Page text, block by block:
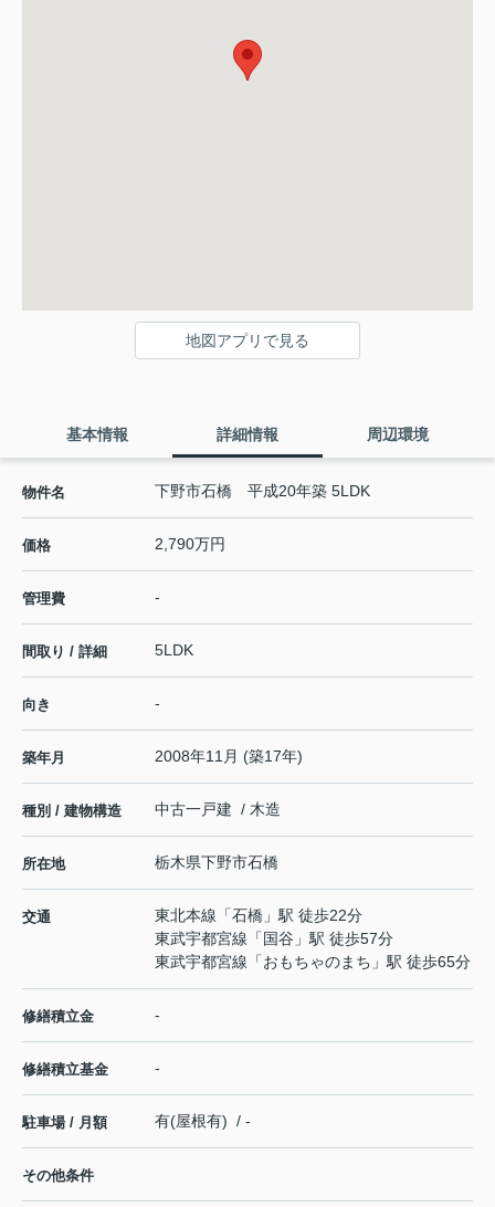
地図アプリで見る
基本情報 詳細情報 周辺環境
物件名 下野市石橋 平成20年築 5LDK
価格 2,790万円
管理費 -
間取り / 詳細 5LDK
向き -
築年月 2008年11月 (築17年)
種別 / 建物構造 中古一戸建 / 木造
所在地 栃木県下野市石橋
交通 東北本線 「石橋 」駅 徒歩22分
東武宇都宮線 「 国谷 」駅 徒歩57分
東武宇都宮線 「おもちゃのまち 」駅 徒歩65分
修繕積立金 -
修繕積立基金 -
駐車場 / 月額 有(屋根有) / -
その他条件